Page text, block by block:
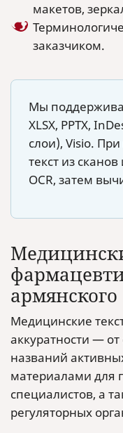
макетов,
заказчиком.
Мы
XLSX, PPTX,
слои), Visio.
текст из
OCR, затем
армянского
Медицинские
аккуратности —
названий
материалами для
специалистов, а
регуляторных